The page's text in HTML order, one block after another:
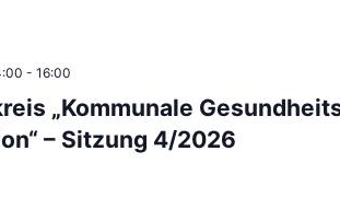
„Kommunale
– Sitzung 4/2026
- 16:00